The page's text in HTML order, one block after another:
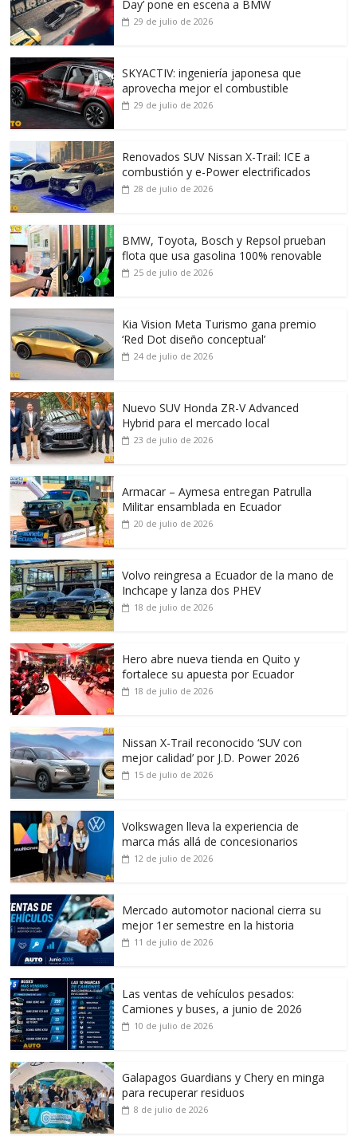
Day’ pone en escena a BMW
29 de julio de 2026
SKYACTIV: ingeniería japonesa que
aprovecha mejor el combustible
29 de julio de 2026
Renovados SUV Nissan X-Trail: ICE a
combustión y e-Power electrificados
28 de julio de 2026
BMW, Toyota, Bosch y Repsol prueban
flota que usa gasolina 100% renovable
25 de julio de 2026
Kia Vision Meta Turismo gana premio
‘Red Dot diseño conceptual’
24 de julio de 2026
Nuevo SUV Honda ZR-V Advanced
Hybrid para el mercado local
23 de julio de 2026
Armacar – Aymesa entregan Patrulla
Militar ensamblada en Ecuador
20 de julio de 2026
Volvo reingresa a Ecuador de la mano de
Inchcape y lanza dos PHEV
18 de julio de 2026
Hero abre nueva tienda en Quito y
fortalece su apuesta por Ecuador
18 de julio de 2026
Nissan X-Trail reconocido ‘SUV con
mejor calidad’ por J.D. Power 2026
15 de julio de 2026
Volkswagen lleva la experiencia de
marca más allá de concesionarios
12 de julio de 2026
Mercado automotor nacional cierra su
mejor 1er semestre en la historia
11 de julio de 2026
Las ventas de vehículos pesados:
Camiones y buses, a junio de 2026
10 de julio de 2026
Galapagos Guardians y Chery en minga
para recuperar residuos
8 de julio de 2026